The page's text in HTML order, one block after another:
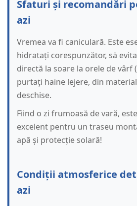
Sfaturi și recomandări
azi
Vremea va fi caniculară. Este
hidratați corespunzător, să
directă la soare la orele de vârf
purtați haine lejere, din
deschise.
Fiind o zi frumoasă de vară,
excelent pentru un traseu
apă și protecție solară!
Condiții atmosferice
azi